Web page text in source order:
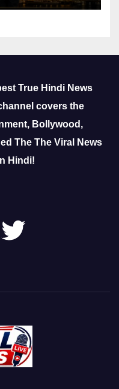
True Hindi News
covers the
Bollywood,
The The Viral News
Hindi!
Twitter